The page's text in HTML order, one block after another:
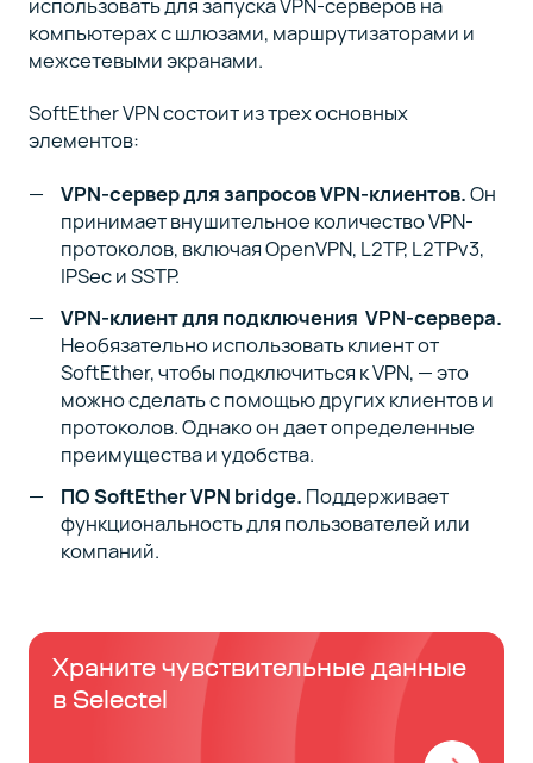
компьютерах с шлюзами, маршрутизаторами и
межсетевыми экранами.
SoftEther VPN состоит из трех основных
элементов:
VPN-сервер для запросов VPN-клиентов.Он
принимает внушительное количество VPN-
протоколов, включая OpenVPN, L2TP, L2TPv3,
IPSec и SSTP.
VPN-клиент для подключения VPN-сервера.
Необязательно использовать клиент от
SoftEther, чтобы подключиться к VPN, — это
можно сделать с помощью других клиентов и
протоколов. Однако он дает определенные
преимущества и удобства.
ПО SoftEther VPN bridge. Поддерживает
функциональность для пользователей или
компаний.
Храните чувствительные данные
в Selectel